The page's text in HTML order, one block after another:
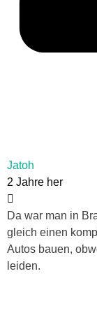
Jatoh
2 Jahre her
Da war man in
gleich einen
Autos bauen,
leiden.